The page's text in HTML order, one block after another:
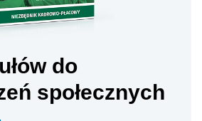
do
społecznych